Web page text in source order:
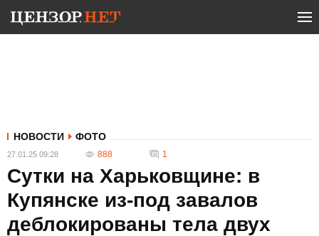
НОВОСТИ ФОТО
27.01.25 09:28 888 1
Сутки на Харьковщине: в
Купянске из-под завалов
деблокированы тела двух